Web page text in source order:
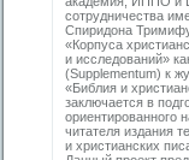
сотрудничества
Спиридона
«Корпуса
и исследований»
(Supplementum) к
«Библия и
заключается в
ориентированного
читателя издания
и христианских